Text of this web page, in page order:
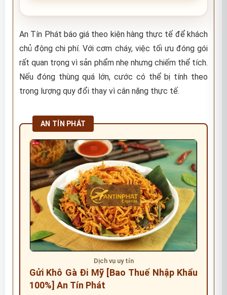
An Tín Phát báo giá theo kiện hàng thực tế để khách
chủ động chi phí. Với cơm cháy, việc tối ưu đóng gói
rất quan trọng vì sản phẩm nhẹ nhưng chiếm thể tích.
Nếu đóng thùng quá lớn, cước có thể bị tính theo
trọng lượng quy đổi thay vì cân nặng thực tế.
AN TÍN PHÁT
Dịch vụ uy tín
Gửi Khô Gà Đi Mỹ [Bao Thuế Nhập Khẩu
100%] An Tín Phát